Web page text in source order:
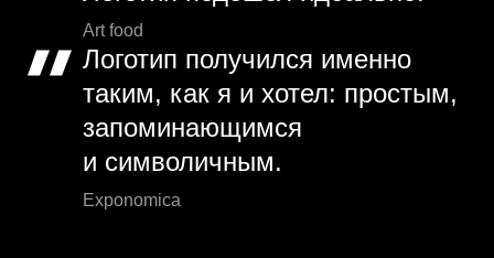
Art food
Логотип получился именно
таким, как я и хотел: простым,
запоминающимся
и символичным.
Exponomica